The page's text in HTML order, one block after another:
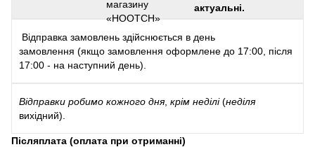
актуальні.
Відправка замовлень здійснюється в день
замовлення (якщо замовлення оформлене до 17:00, після
17:00 - на наступний день).
Відправки робимо кожного дня, крім неділі(неділя
вихідний).
Післяплата (оплата при отриманні)